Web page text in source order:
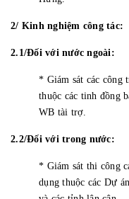
2/ Kinh nghiệm công tác:
2.1/Đối với nước ngoài:
* Giám sát các công
thuộc các tinh đồng
WB tài trợ.
2.2/Đối với trong nước:
* Giám sát thi công
dụng thuộc các Dự